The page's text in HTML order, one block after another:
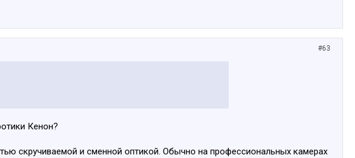
#63
Кенон?
скручиваемой и сменной оптикой. Обычно на профессиональных камерах